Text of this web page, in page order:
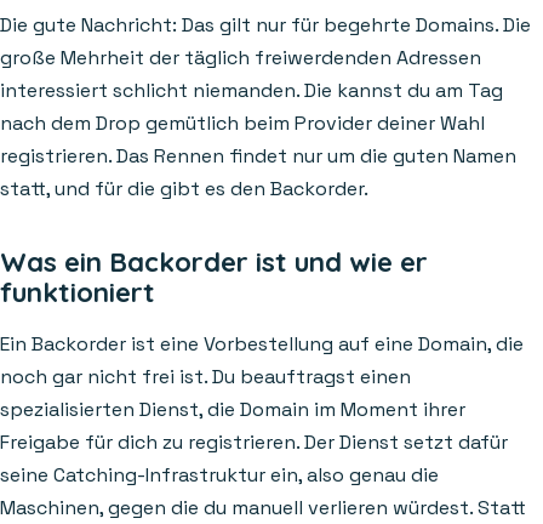
Die gute Nachricht: Das gilt nur für begehrte Domains. Die
große Mehrheit der täglich freiwerdenden Adressen
interessiert schlicht niemanden. Die kannst du am Tag
nach dem Drop gemütlich beim Provider deiner Wahl
registrieren. Das Rennen findet nur um die guten Namen
statt, und für die gibt es den Backorder.
Was ein Backorder ist und wie er
funktioniert
Ein Backorder ist eine Vorbestellung auf eine Domain, die
noch gar nicht frei ist. Du beauftragst einen
spezialisierten Dienst, die Domain im Moment ihrer
Freigabe für dich zu registrieren. Der Dienst setzt dafür
seine Catching-Infrastruktur ein, also genau die
Maschinen, gegen die du manuell verlieren würdest. Statt